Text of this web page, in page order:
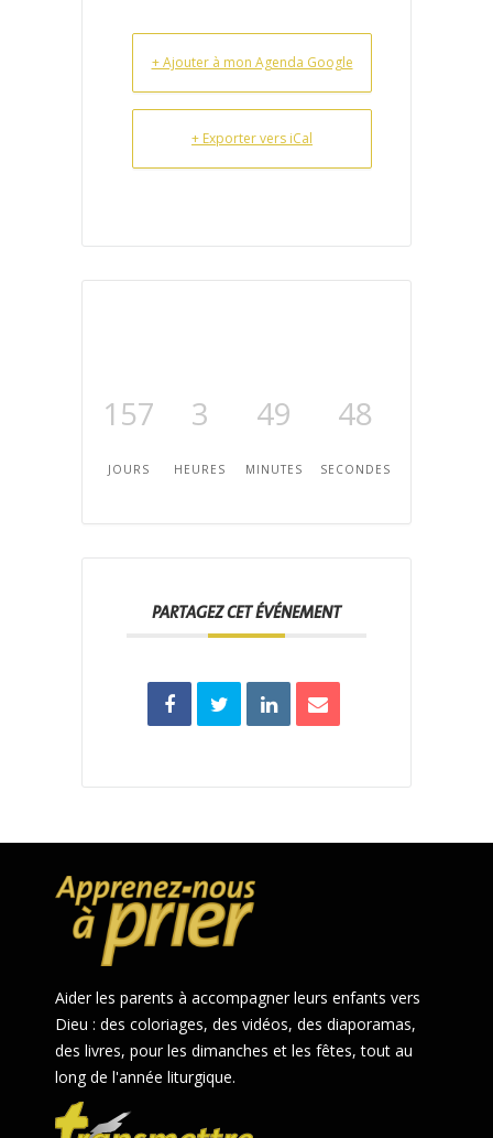
+ Ajouter à mon Agenda Google
+ Exporter vers iCal
157
JOURS
3
HEURES
49
MINUTES
48
SECONDES
PARTAGEZ CET ÉVÉNEMENT
Aider les parents à accompagner leurs enfants vers
Dieu : des coloriages, des vidéos, des diaporamas,
des livres, pour les dimanches et les fêtes, tout au
long de l'année liturgique.